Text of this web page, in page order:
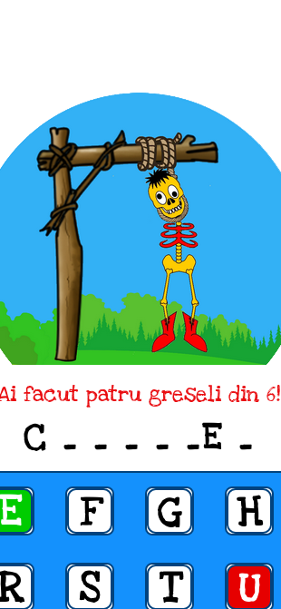
facut patru greseli din 6!
C _ _ _ _ _E _
E F G H
S T U